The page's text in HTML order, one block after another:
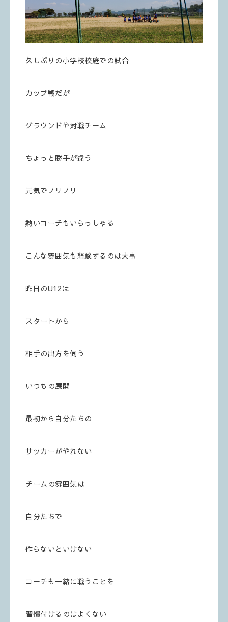
久しぶりの小学校校庭での試合
カップ戦だが
グラウンドや対戦チーム
ちょっと勝手が違う
元気でノリノリ
熱いコーチもいらっしゃる
こんな雰囲気も経験するのは大事
昨日のU12は
スタートから
相手の出方を伺う
いつもの展開
最初から自分たちの
サッカーがやれない
チームの雰囲気は
自分たちで
作らないといけない
コーチも一緒に戦うことを
習慣付けるのはよくない